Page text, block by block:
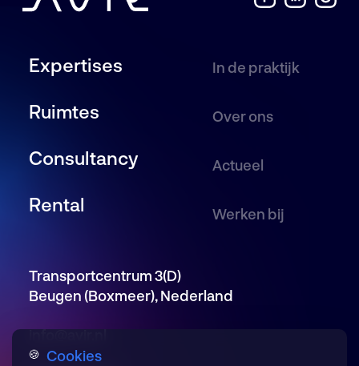
Expertises
Ruimtes
Consultancy
Rental
In de praktijk
Over ons
Actueel
Werken bij
Transportcentrum 3(D)
Beugen (Boxmeer), Nederland
info@avir.nl
🍪 Cookies